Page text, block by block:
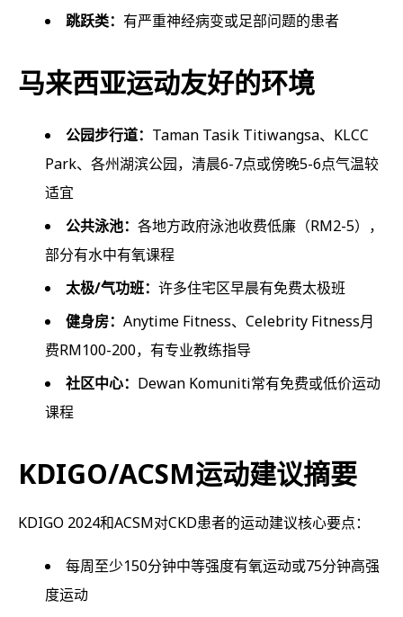
跳跃类： 有严重神经病变或足部问题的患者
马来西亚运动友好的环境
公园步行道： Taman Tasik Titiwangsa、KLCC
Park、各州湖滨公园，清晨6-7点或傍晚5-6点气温较
适宜
公共泳池： 各地方政府泳池收费低廉（RM2-5），
部分有水中有氧课程
太极/气功班： 许多住宅区早晨有免费太极班
健身房： Anytime Fitness、Celebrity Fitness月
费RM100-200，有专业教练指导
社区中心： Dewan Komuniti常有免费或低价运动
课程
KDIGO/ACSM运动建议摘要
KDIGO 2024和ACSM对CKD患者的运动建议核心要点：
每周至少150分钟中等强度有氧运动或75分钟高强
度运动